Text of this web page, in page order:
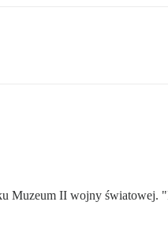
Muzeum II wojny światowej.